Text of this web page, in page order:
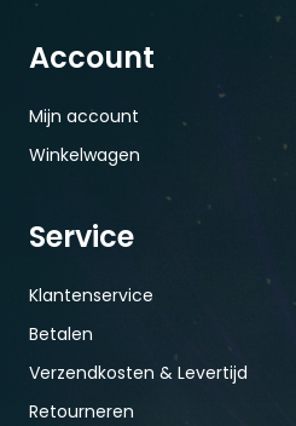
Account
Mijn account
Winkelwagen
Service
Klantenservice
Betalen
Verzendkosten & Levertijd
Retourneren